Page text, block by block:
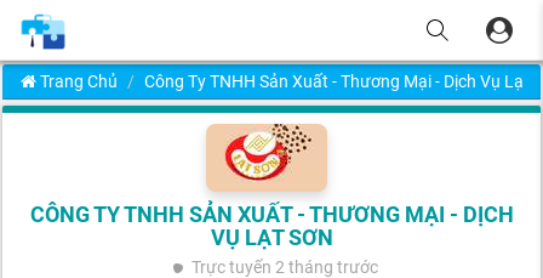
Trang Chủ Công Ty TNHH Sản Xuất - Thương Mại - Dịch Vụ Lạt
CÔNG TY TNHH SẢN XUẤT - THƯƠNG MẠI - DỊCH
VỤ LẠT SƠN
Trực tuyến 2 tháng trước